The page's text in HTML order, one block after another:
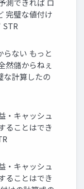
測できれば ロ
完璧な値付け
STR
ない もっと
然儲からねぇ
な計算したの
・キャッシュ
ることはでき
・キャッシュ
ることはでき